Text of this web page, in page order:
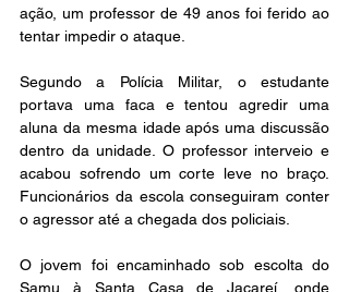
ação, um professor de 49 anos foi ferido ao
tentar impedir o ataque.
Segundo a Polícia Militar, o estudante
portava uma faca e tentou agredir uma
aluna da mesma idade após uma discussão
dentro da unidade. O professor interveio e
acabou sofrendo um corte leve no braço.
Funcionários da escola conseguiram conter
o agressor até a chegada dos policiais.
O jovem foi encaminhado sob escolta do
Samu à Santa Casa de Jacareí, onde